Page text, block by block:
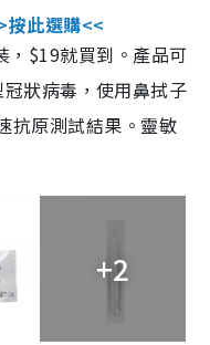
按此選購<<
，$19就買到。產品可
狀病毒，使用鼻拭子
抗原測試結果。靈敏
+2